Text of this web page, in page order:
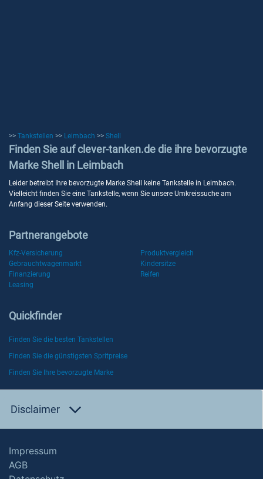
>> Tankstellen >> Leimbach >> Shell
Finden Sie auf clever-tanken.de die ihre bevorzugte
Marke Shell in Leimbach
Leider betreibt Ihre bevorzugte Marke Shell keine Tankstelle in Leimbach.
Vielleicht finden Sie eine Tankstelle, wenn Sie unsere Umkreissuche am
Anfang dieser Seite verwenden.
Partnerangebote
Kfz-Versicherung
Produktvergleich
Gebrauchtwagenmarkt
Kindersitze
Finanzierung
Reifen
Leasing
Quickfinder
Finden Sie die besten Tankstellen
Finden Sie die günstigsten Spritpreise
Finden Sie Ihre bevorzugte Marke
Disclaimer
Impressum
AGB